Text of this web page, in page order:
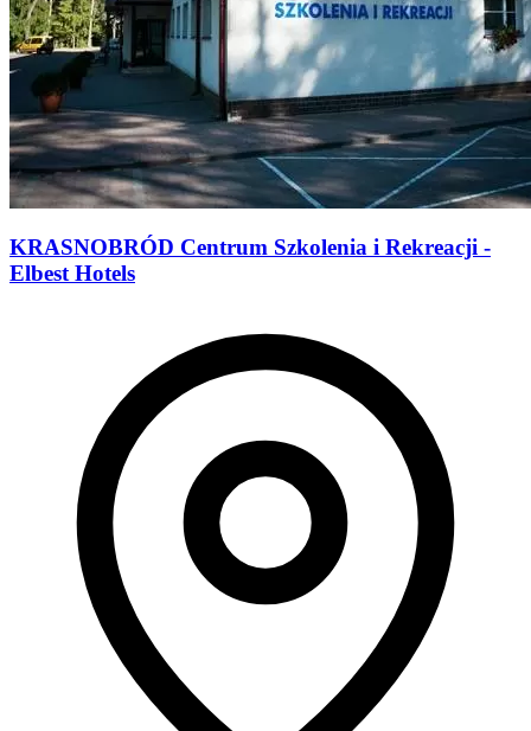
KRASNOBRÓD Centrum Szkolenia i Rekreacji -
Elbest Hotels